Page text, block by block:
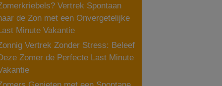
Vertrek Spontaan
de Zon met een Onvergetelijke
Minute Vakantie
Vertrek Zonder Stress: Beleef
Zomer de Perfecte Last Minute